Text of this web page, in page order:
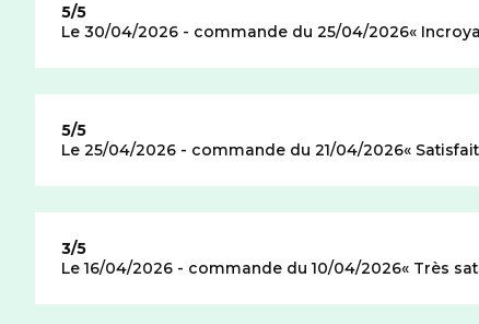
Note de
5/5
Le 30/04/2026 - commande du 25/04/2026
Note de
5/5
Le 25/04/2026 - commande du 21/04/2026
Satisfait
Note de
3/5
Le 16/04/2026 - commande du 10/04/2026
Très